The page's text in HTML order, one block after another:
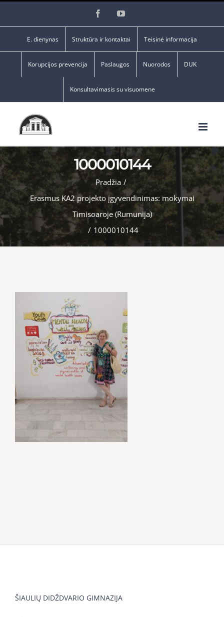
FacebookYouTube
E. dienynas Struktūra ir kontaktai Teisinė informacija
Korupcijos prevencija Paslaugos Nuorodos DUK
Konsultavimasis su visuomene
1000010144
Pradžia /
Erasmus KA2 projekto įgyvendinimas: mokymai
Timisoaroje (Rumunija)
/ 1000010144
ŠIAULIŲ DIDŽDVARIO GIMNAZIJA